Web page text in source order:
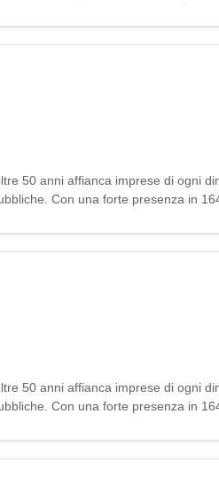
50 anni affianca imprese di ogni
Con una forte presenza in
50 anni affianca imprese di ogni
Con una forte presenza in